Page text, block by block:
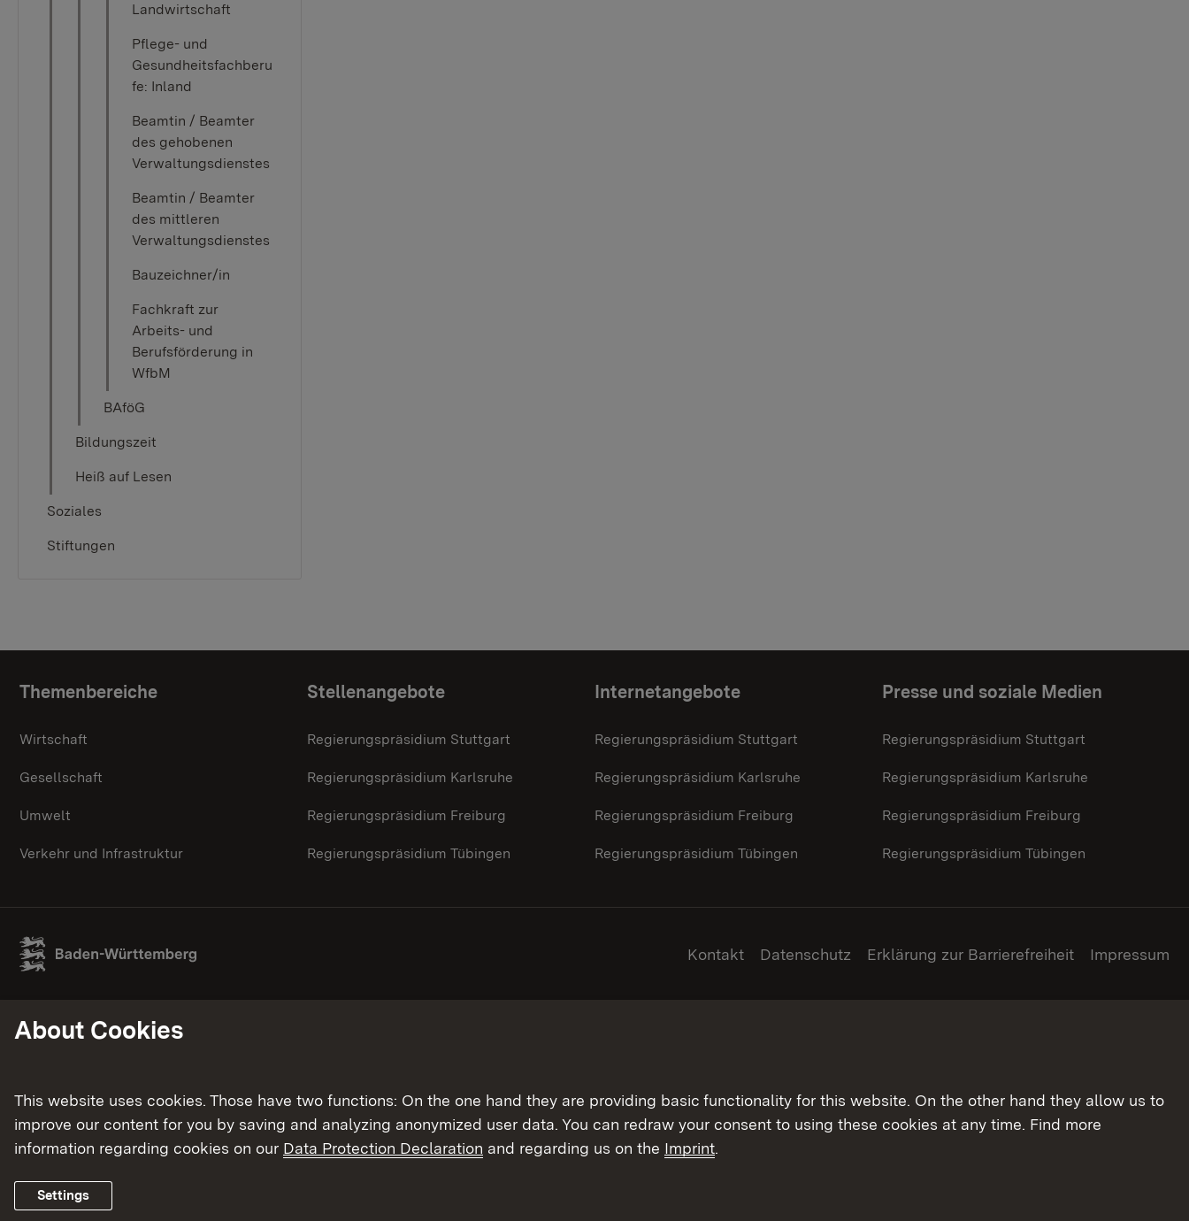
Landwirtschaft
Pflege- und
Gesundheitsfachberu
fe: Inland
Beamtin / Beamter
des gehobenen
Verwaltungsdienstes
Beamtin / Beamter
des mittleren
Verwaltungsdienstes
Bauzeichner/in
Fachkraft zur
Arbeits- und
Berufsförderung in
WfbM
BAföG
Bildungszeit
Heiß auf Lesen
Soziales
Stiftungen
Topic overview
Themenbereiche
Wirtschaft
Gesellschaft
Umwelt
Verkehr und Infrastruktur
Stellenangebote
Regierungspräsidium Stuttgart
Regierungspräsidium Karlsruhe
Regierungspräsidium Freiburg
Regierungspräsidium Tübingen
Internetangebote
Regierungspräsidium Stuttgart
Regierungspräsidium Karlsruhe
Regierungspräsidium Freiburg
Regierungspräsidium Tübingen
Presse und soziale Medien
Regierungspräsidium Stuttgart
Regierungspräsidium Karlsruhe
Regierungspräsidium Freiburg
Regierungspräsidium Tübingen
Kontakt Datenschutz Erklärung zur Barrierefreiheit Impressum
About Cookies
This website uses cookies. Those have two functions: On the one hand they are providing basic functionality for this website. On the other hand they allow us to
improve our content for you by saving and analyzing anonymized user data. You can redraw your consent to using these cookies at any time. Find more
information regarding cookies on our Data Protection Declaration and regarding us on the Imprint.
Settings